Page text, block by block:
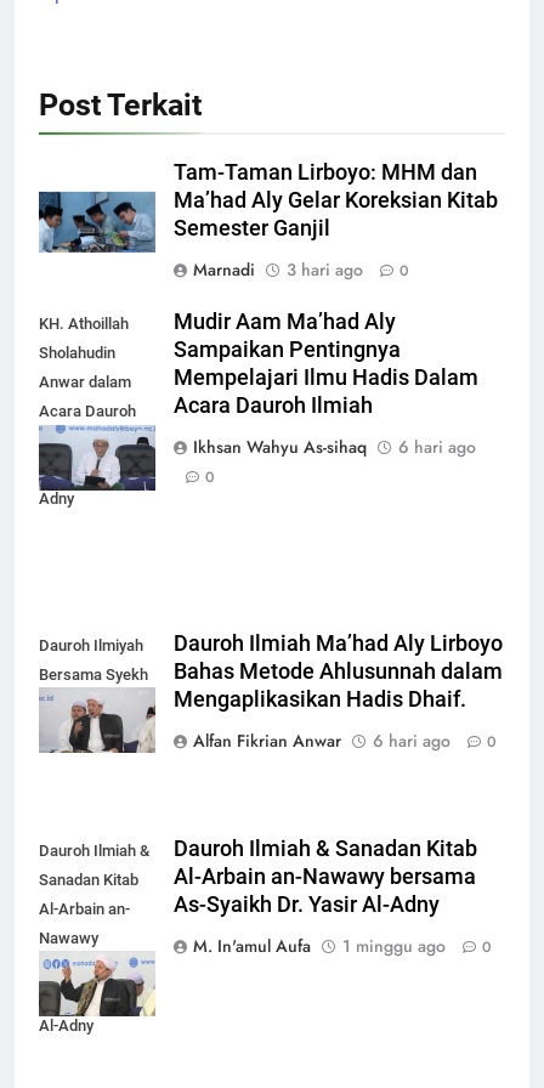
Post Terkait
Tam-Taman Lirboyo: MHM dan
Ma’had Aly Gelar Koreksian Kitab
Semester Ganjil
Marnadi
3 hari ago 0
KH. Athoillah
Sholahudin
Anwar dalam
Acara Dauroh
Ilmiah bersama
Syekh Yasir Al-
Adny
Mudir Aam Ma’had Aly
Sampaikan Pentingnya
Mempelajari Ilmu Hadis Dalam
Acara Dauroh Ilmiah
Ikhsan Wahyu As-sihaq
6 hari ago
0
Dauroh Ilmiyah
Bersama Syekh
Yasir Al-Adny
Dauroh Ilmiah Ma’had Aly Lirboyo
Bahas Metode Ahlusunnah dalam
Mengaplikasikan Hadis Dhaif.
Alfan Fikrian Anwar
6 hari ago 0
Dauroh Ilmiah &
Sanadan Kitab
Al-Arbain an-
Nawawy
bersama As-
Syaikh Dr. Yasir
Al-Adny
Dauroh Ilmiah & Sanadan Kitab
Al-Arbain an-Nawawy bersama
As-Syaikh Dr. Yasir Al-Adny
M. In'amul Aufa
1 minggu ago 0